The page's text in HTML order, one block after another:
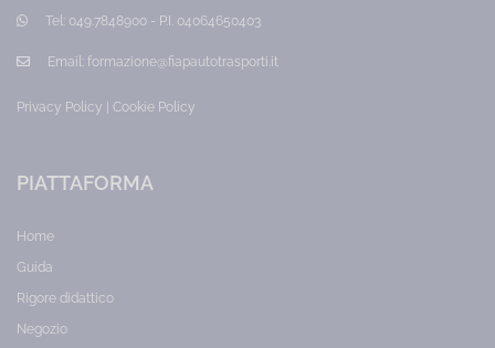
Prezzo:
€
€
Tel: 049.7848900 - P.I. 04064650403
Email: formazione@fiapautotrasporti.it
Privacy Policy Cookie Policy
PIATTAFORMA
Home
Guida
Rigore didattico
Negozio